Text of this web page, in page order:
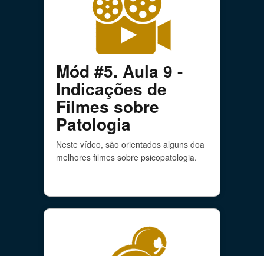
Mód #5. Aula 9 -
Indicações de
Filmes sobre
Patologia
Neste vídeo, são orientados alguns doa
melhores filmes sobre psicopatologia.